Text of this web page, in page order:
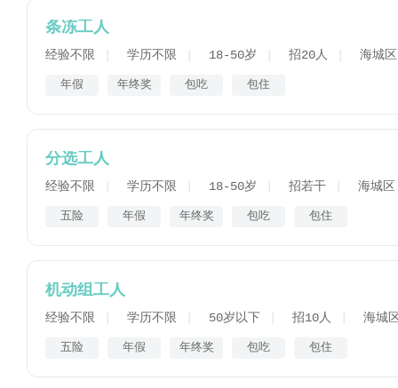
条冻工人
经验不限 学历不限 18-50岁 招20人 海城区
年假 年终奖 包吃 包住
分选工人
经验不限 学历不限 18-50岁 招若干 海城区
五险 年假 年终奖 包吃 包住
机动组工人
经验不限 学历不限 50岁以下 招10人 海城
五险 年假 年终奖 包吃 包住